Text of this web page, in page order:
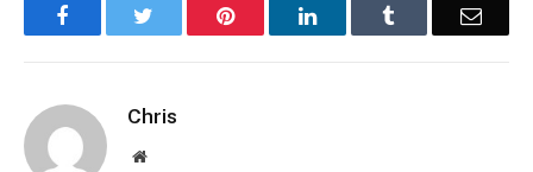
Facebook Pinterest LinkedIn Email
Chris
Website